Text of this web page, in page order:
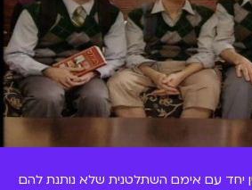
יחד עם אימם השתלטנית שלא נותנת להם